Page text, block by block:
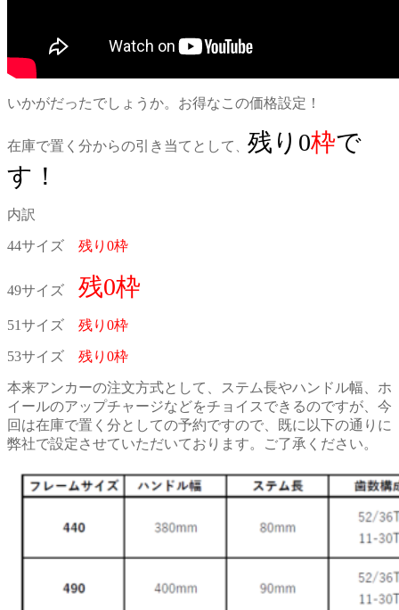
いかがだったでしょうか。お得なこの価格設定！
在庫で置く分からの引き当てとして 残り0枠で
す！
内訳
44サイズ 残り0枠
49サイズ 残0枠
51サイズ 残り0枠
53サイズ 残り0枠
本来アンカーの注文方式として、ステム長やハンドル幅、ホ
イールのアップチャージなどをチョイスできるのですが、今
回は在庫で置く分としての予約ですので、既に以下の通りに
弊社で設定させていただいております。ご了承ください。